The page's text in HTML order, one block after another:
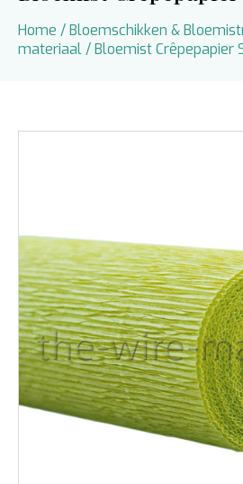
Home /Bloemschikken &
materiaal/ Bloemist Crêpepapier